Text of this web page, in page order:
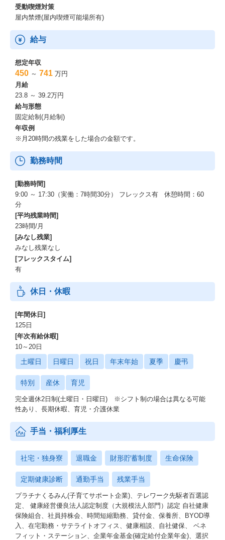
受動喫煙対策
屋内禁煙(屋内喫煙可能場所有)
給与
想定年収
450 ～ 741 万円
月給
23.8 ～ 39.2万円
給与形態
固定給制(月給制)
年収例
※月20時間の残業をした場合の金額です。
勤務時間
[勤務時間]
9:00 ～ 17:30（実働：7時間30分） フレックス有 休憩時間：60
分
[平均残業時間]
23時間/月
[みなし残業]
みなし残業なし
[フレックスタイム]
有
休日・休暇
[年間休日]
125日
[年次有給休暇]
10～20日
土曜日 日曜日 祝日 年末年始 夏季 慶弔
特別 産休 育児
完全週休2日制(土曜日・日曜日) ※シフト制の場合は異なる可能
性あり、長期休暇、育児・介護休業
手当・福利厚生
社宅・独身寮 退職金 財形貯蓄制度 生命保険
定期健康診断 通勤手当 残業手当
プラチナくるみん(子育てサポート企業)、テレワーク先駆者百選認
定、 健康経営優良法人認定制度（大規模法人部門）認定 自社健康
保険組合、社員持株会、時間短縮勤務、貸付金、保養所、BYOD導
入、在宅勤務・サテライトオフィス、健康相談、自社健保、 ベネ
フィット・ステーション、企業年金基金(確定給付企業年金)、選択